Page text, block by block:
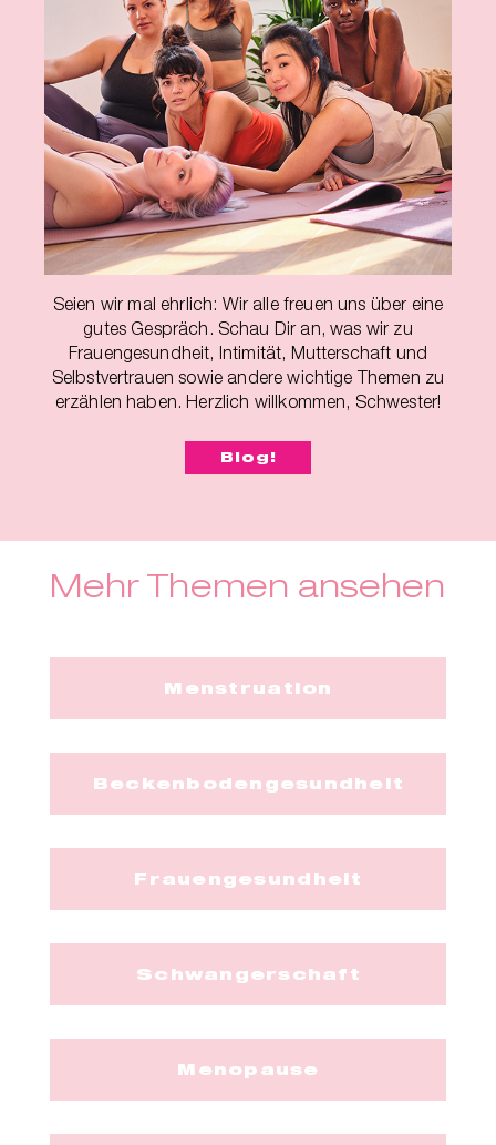
Seien wir mal ehrlich: Wir alle freuen uns über eine
gutes Gespräch. Schau Dir an, was wir zu
Frauengesundheit, Intimität, Mutterschaft und
Selbstvertrauen sowie andere wichtige Themen zu
erzählen haben. Herzlich willkommen, Schwester!
Blog!
Mehr Themen ansehen
Menstruation
Beckenbodengesundheit
Frauengesundheit
Schwangerschaft
Menopause